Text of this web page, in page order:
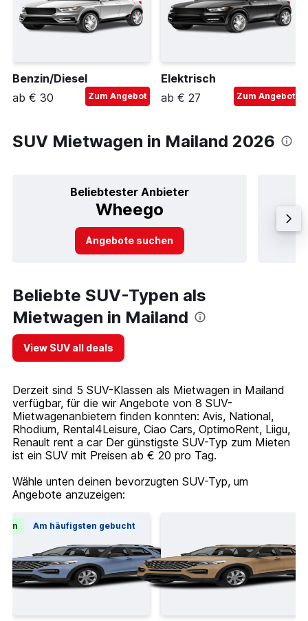
Benzin/Diesel
ab € 30
Zum Angebot
Elektrisch
ab € 27
Zum Angebot
SUV Mietwagen in Mailand 2026
Beliebtester Anbieter
Wheego
Angebote suchen
Beliebte SUV-Typen als
Mietwagen in Mailand
View SUV all deals
Derzeit sind 5 SUV-Klassen als Mietwagen in Mailand
verfügbar, für die wir Angebote von 8 SUV-
Mietwagenanbietern finden konnten: Avis, National,
Rhodium, Rental4Leisure, Ciao Cars, OptimoRent, Liigu,
Renault rent a car Der günstigste SUV-Typ zum Mieten
ist ein SUV mit Preisen ab € 20 pro Tag.
Wähle unten deinen bevorzugten SUV-Typ, um
Angebote anzuzeigen:
Am häufigsten gebucht